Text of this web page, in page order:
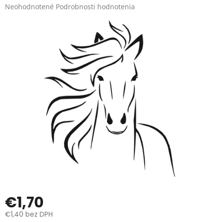
Priemerné
Neohodnotené Podrobnosti hodnotenia
€1,70
€1,40 bez DPH